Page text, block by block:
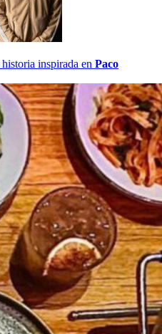
historia inspirada en Paco